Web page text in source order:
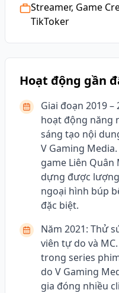
Streamer, Game
TikToker
Hoạt động gần
Giai đoạn 2019 –
hoạt động năng
sáng tạo nội
V Gaming
game Liên Quân
dựng được
ngoại hình búp
đặc biệt.
Năm 2021: Thử
viên tự do và
trong series
do V Gaming
gia đóng nhiều